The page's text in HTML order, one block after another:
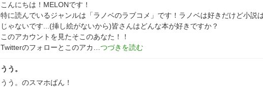
こんにちは！MELONです！
特に読んでいるジャンルは「ラノベのラブコメ」です！ラノベは好きだけど小説
じゃないです...(挿し絵がないから)皆さんはどんな本が好きですか？
このアカウントを見たそこのあなた！！
Twitterのフォローとこのアカ
うう。
うう。のスマホばん！